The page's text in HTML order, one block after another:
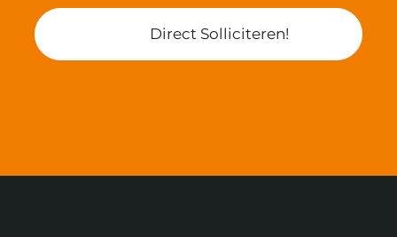
Direct Solliciteren!